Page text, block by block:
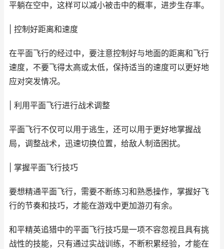
平躺在空中，这样可以减小被击中的概率，进步生存率。
| 控制好距离和速度
在平面飞行的经过中，要注意控制好与地面的距离和飞行
速度，不要飞得太高或太低，保持适当的速度可以更好地
应对突发情况。
| 利用平面飞行进行战术调整
平面飞行不仅可以用于逃生，还可以用于更好地掌握战
局，调整战术，迅速切换位置，给敌人制造困扰。
| 掌握平面飞行技巧
要想精通平面飞行，需要不断练习和熟悉操作，掌握好飞
行的节奏和技巧，才能在游戏中更加游刃有余。
和平精英追猎中的平面飞行技巧是一项不容忽视且具有挑
战性的技能，只有通过实战训练，不断积累经验，才能在